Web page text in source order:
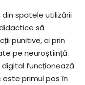
spatele utilizării
să
punitive, ci prin
pe neuroștiință.
funcționează
este primul pas în